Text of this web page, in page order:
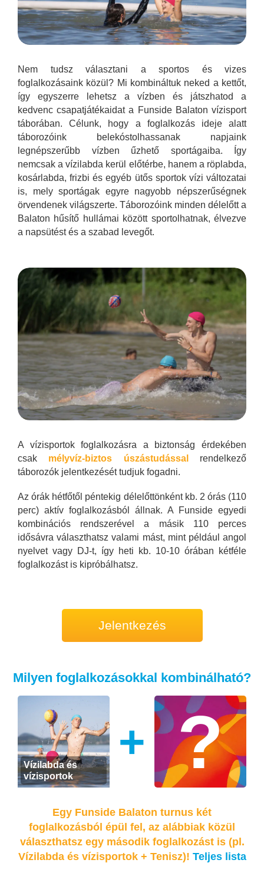
Nem tudsz választani a sportos és vizes
foglalkozásaink közül? Mi kombináltuk neked a kettőt,
így egyszerre lehetsz a vízben és játszhatod a
kedvenc csapatjátékaidat a Funside Balaton vízisport
táborában. Célunk, hogy a foglalkozás ideje alatt
táborozóink belekóstolhassanak napjaink
legnépszerűbb vízben űzhető sportágaiba. Így
nemcsak a vízilabda kerül előtérbe, hanem a röplabda,
kosárlabda, frizbi és egyéb ütős sportok vízi változatai
is, mely sportágak egyre nagyobb népszerűségnek
örvendenek világszerte. Táborozóink minden délelőtt a
Balaton hűsítő hullámai között sportolhatnak, élvezve
a napsütést és a szabad levegőt.
A vízisportok foglalkozásra a biztonság érdekében
csak mélyvíz-biztos úszástudással
rendelkező
táborozók jelentkezését tudjuk fogadni.
Az órák hétfőtől péntekig délelőttönként kb. 2 órás (110
perc) aktív foglalkozásból állnak. A Funside egyedi
kombinációs rendszerével a másik 110 perces
idősávra választhatsz valami mást, mint például angol
nyelvet vagy DJ-t, így heti kb. 10-10 órában kétféle
foglalkozást is kipróbálhatsz.
Jelentkezés
Milyen foglalkozásokkal kombinálható?
Vízilabda és
vízisportok
+
Egy Funside Balaton turnus két
foglalkozásból épül fel, az alábbiak közül
választhatsz egy második foglalkozást is (pl.
Vízilabda és vízisportok + Tenisz)! Teljes lista